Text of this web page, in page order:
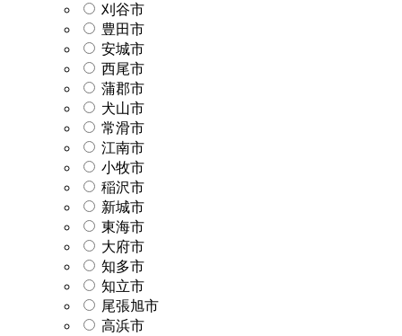
刈谷市
豊田市
安城市
西尾市
蒲郡市
犬山市
常滑市
江南市
小牧市
稲沢市
新城市
東海市
大府市
知多市
知立市
尾張旭市
高浜市